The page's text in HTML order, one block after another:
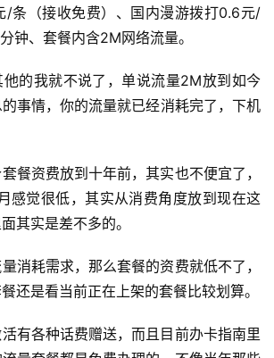
/条（接收免费）、国内漫游拨打0.6元/
钟、套餐内含2M网络流量。
的我就不说了，单说流量2M放到如今
事情，你的流量就已经消耗完了，下机
餐资费放到十年前，其实也不便宜了，
感觉很低，其实从消费角度放到现在这
其实是差不多的。
消耗需求，那么套餐的资费就低不了，
还是看当前正在上架的套餐比较划算。
有各种话费赠送，而且目前办卡指南里